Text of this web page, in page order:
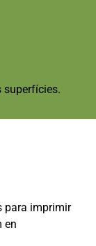
superfícies.
para imprimir
en